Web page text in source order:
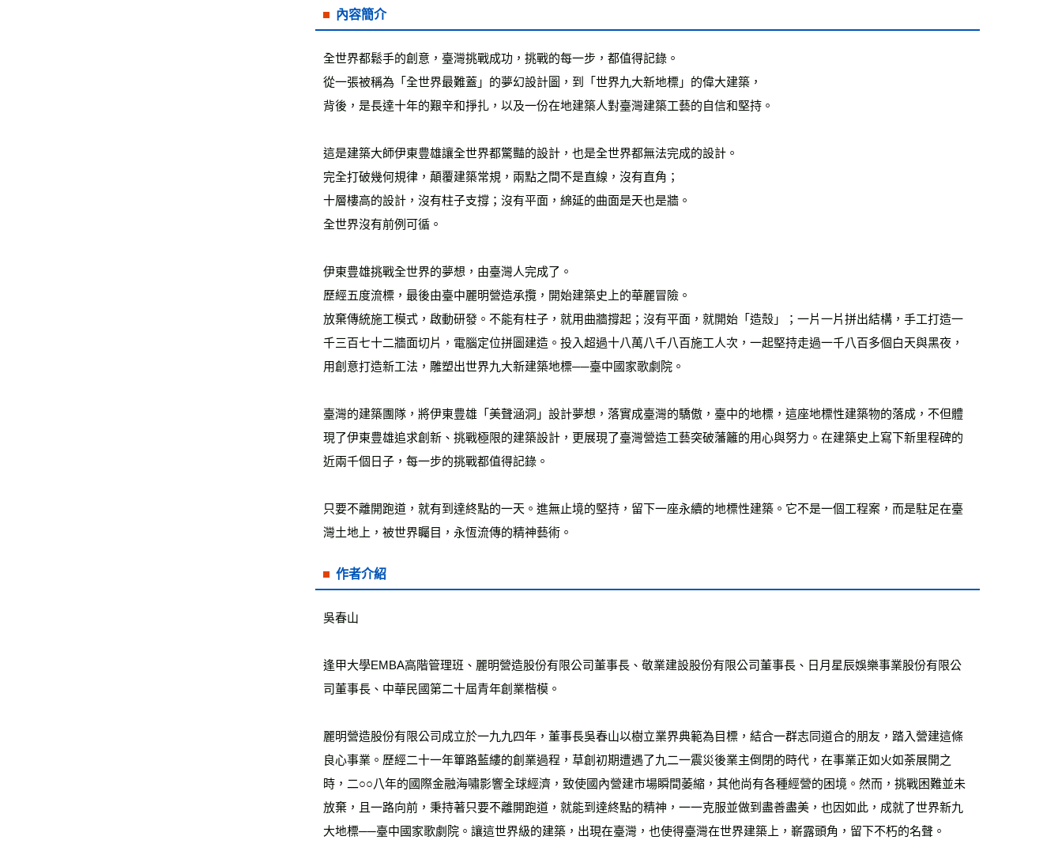
海外叢書運費
雜誌海外運費
內容簡介
全世界都鬆手的創意，臺灣挑戰成功，挑戰的每一步，都值得記錄。
從一張被稱為「全世界最難蓋」的夢幻設計圖，到「世界九大新地標」的偉大建築，
背後，是長達十年的艱辛和掙扎，以及一份在地建築人對臺灣建築工藝的自信和堅持。
這是建築大師伊東豊雄讓全世界都驚豔的設計，也是全世界都無法完成的設計。
完全打破幾何規律，顛覆建築常規，兩點之間不是直線，沒有直角；
十層樓高的設計，沒有柱子支撐；沒有平面，綿延的曲面是天也是牆。
全世界沒有前例可循。
伊東豊雄挑戰全世界的夢想，由臺灣人完成了。
歷經五度流標，最後由臺中麗明營造承攬，開始建築史上的華麗冒險。
放棄傳統施工模式，啟動研發。不能有柱子，就用曲牆撐起；沒有平面，就開始「造殼」；一片一片拼出結構，手工打造一
千三百七十二牆面切片，電腦定位拼圖建造。投入超過十八萬八千八百施工人次，一起堅持走過一千八百多個白天與黑夜，
用創意打造新工法，雕塑出世界九大新建築地標──臺中國家歌劇院。
臺灣的建築團隊，將伊東豊雄「美聲涵洞」設計夢想，落實成臺灣的驕傲，臺中的地標，這座地標性建築物的落成，不但體
現了伊東豊雄追求創新、挑戰極限的建築設計，更展現了臺灣營造工藝突破藩籬的用心與努力。在建築史上寫下新里程碑的
近兩千個日子，每一步的挑戰都值得記錄。
只要不離開跑道，就有到達終點的一天。進無止境的堅持，留下一座永續的地標性建築。它不是一個工程案，而是駐足在臺
灣土地上，被世界矚目，永恆流傳的精神藝術。
作者介紹
吳春山
逢甲大學EMBA高階管理班、麗明營造股份有限公司董事長、敬業建設股份有限公司董事長、日月星辰娛樂事業股份有限公
司董事長、中華民國第二十屆青年創業楷模。
麗明營造股份有限公司成立於一九九四年，董事長吳春山以樹立業界典範為目標，結合一群志同道合的朋友，踏入營建這條
良心事業。歷經二十一年篳路藍縷的創業過程，草創初期遭遇了九二一震災後業主倒閉的時代，在事業正如火如荼展開之
時，二○○八年的國際金融海嘯影響全球經濟，致使國內營建市場瞬間萎縮，其他尚有各種經營的困境。然而，挑戰困難並未
放棄，且一路向前，秉持著只要不離開跑道，就能到達終點的精神，一一克服並做到盡善盡美，也因如此，成就了世界新九
大地標──臺中國家歌劇院。讓這世界級的建築，出現在臺灣，也使得臺灣在世界建築上，嶄露頭角，留下不朽的名聲。